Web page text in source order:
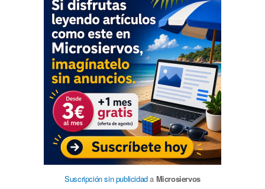
Suscripción sin publicidada Microsiervos